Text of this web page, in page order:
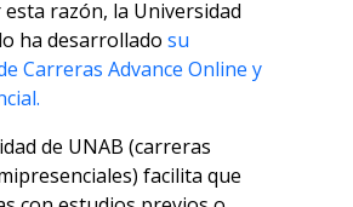
esta razón, la Universidad
ha desarrollado su
Carreras Advance Online y
de UNAB (carreras
facilita que